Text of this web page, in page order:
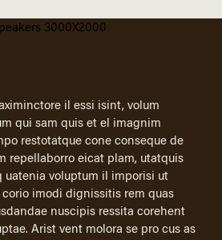
il essi isint, volum
qui sam quis et el imagnim
restotatque cone conseque de
repellaborro eicat plam, utatquis
uatenia voluptum il imporisi ut
imodi dignissitis rem quas
nuscipis ressita corehent
Arist vent molora se pro cus as